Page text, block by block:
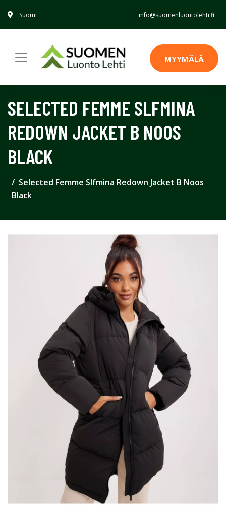
Suomi info@suomenluontolehti.fi
MYYMÄLÄ
SELECTED FEMME SLFMINA
REDOWN JACKET B NOOS
BLACK
Selected Femme Slfmina Redown Jacket B Noos
Black